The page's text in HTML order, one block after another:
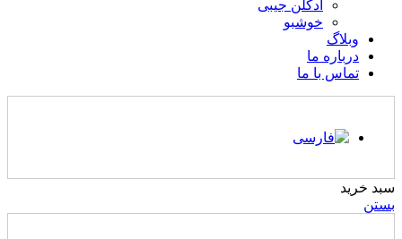
ادکلن جیبی
خوشبو
وبلاگ
درباره ما
تماس با ما
سبد خرید
بستن